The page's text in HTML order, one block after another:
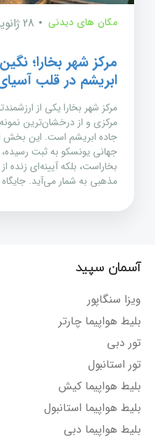
مکان های دیدنی 28 ژانویه 2026
مرکز شهر بخارا؛
ابریشم در قلب
مرکز شهر بخارا یکی از
مرکزی و از درخشان‌ترین
جاده ابریشم است. این بخش
جهانی یونسکو به ثبت رسیده،
بخاراست، بلکه آیینه‌ای زنده
مذهبی به شمار می‌آید. جایگاه
آسمان سپید
ویزا سنگاپور
بلیط هواپیما چارتر
تور دبی
تور استانبول
بلیط هواپیما کیش
بلیط هواپیما استانبول
بلیط هواپیما دبی